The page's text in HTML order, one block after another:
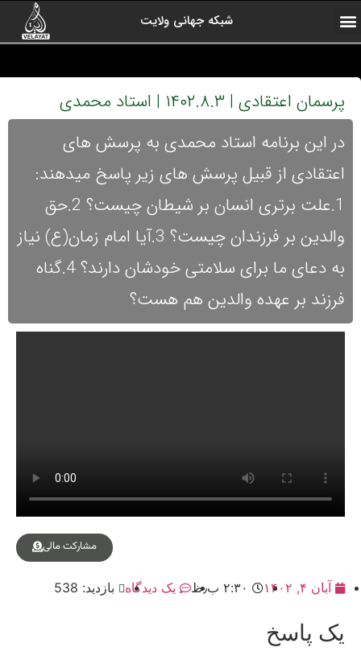
شبکه جهانی ولایت
پرسمان اعتقادی | ۱۴۰۲.۸.۳ | استاد محمدی
در این برنامه استاد محمدی به پرسش های
اعتقادی از قبیل پرسش های زیر پاسخ میدهند:
1.علت برتری انسان بر شیطان چیست؟ 2.حق
والدین بر فرزندان چیست؟ 3.آیا امام زمان(ع) نیاز
به دعای ما برای سلامتی خودشان دارند؟ 4.گناه
فرزند بر عهده والدین هم هست؟
مشارکت مالی
آبان ۴, ۱۴۰۲ ۲:۳۰ ب٫ظ یک دیدگاه بازدید: 538
یک پاسخ